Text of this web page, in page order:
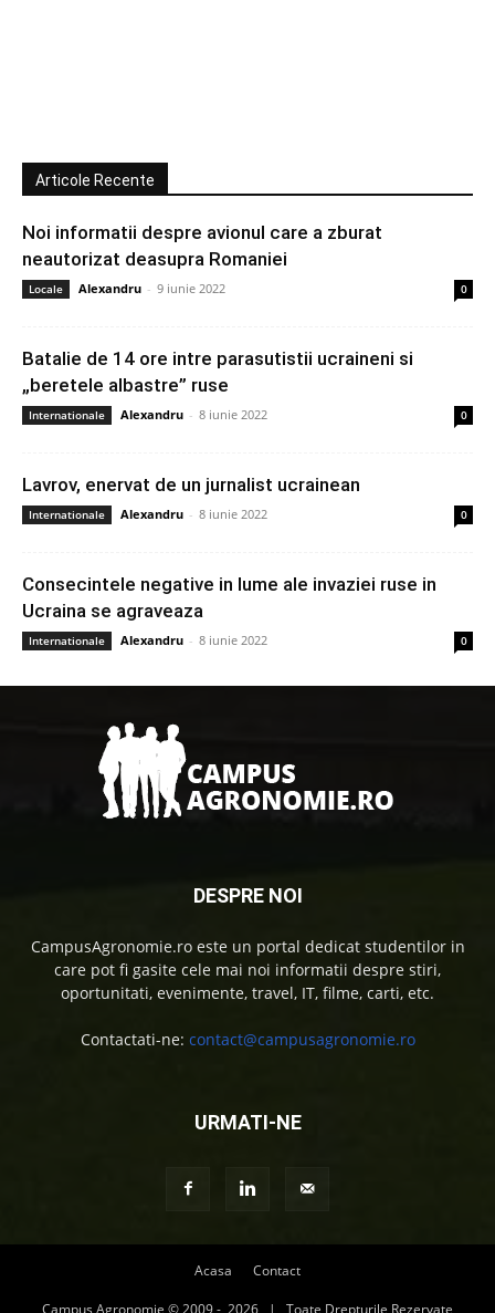
Articole Recente
Noi informatii despre avionul care a zburat
neautorizat deasupra Romaniei
Locale Alexandru - 9 iunie 2022 0
Batalie de 14 ore intre parasutistii ucraineni si
„beretele albastre” ruse
Internationale Alexandru - 8 iunie 2022 0
Lavrov, enervat de un jurnalist ucrainean
Internationale Alexandru - 8 iunie 2022 0
Consecintele negative in lume ale invaziei ruse in
Ucraina se agraveaza
Internationale Alexandru - 8 iunie 2022 0
DESPRE NOI
CampusAgronomie.ro este un portal dedicat studentilor in
care pot fi gasite cele mai noi informatii despre stiri,
oportunitati, evenimente, travel, IT, filme, carti, etc.
Contactati-ne: contact@campusagronomie.ro
URMATI-NE
Acasa Contact